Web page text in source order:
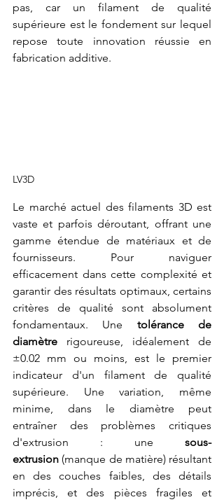
pas, car un filament de qualité
supérieure est le fondement sur lequel
repose toute innovation réussie en
fabrication additive.
LV3D
Le marché actuel des filaments 3D est
vaste et parfois déroutant, offrant une
gamme étendue de matériaux et de
fournisseurs. Pour naviguer
efficacement dans cette complexité et
garantir des résultats optimaux, certains
critères de qualité sont absolument
fondamentaux. Une tolérance de
diamètre rigoureuse, idéalement de
±0.02 mm ou moins, est le premier
indicateur d'un filament de qualité
supérieure. Une variation, même
minime, dans le diamètre peut
entraîner des problèmes critiques
d'extrusion : une sous-
extrusion (manque de matière) résultant
en des couches faibles, des détails
imprécis, et des pièces fragiles et